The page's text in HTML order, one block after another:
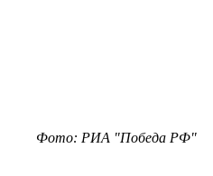
Фото: РИА "Победа РФ"